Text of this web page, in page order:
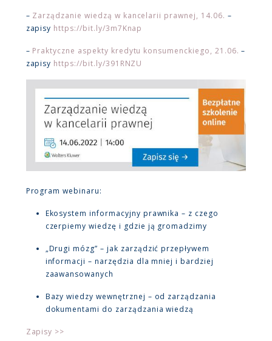
– Zarządzanie wiedzą w kancelarii prawnej, 14.06. –
zapisy https://bit.ly/3m7Knap
– Praktyczne aspekty kredytu konsumenckiego, 21.06. –
zapisy https://bit.ly/391RNZU
Program webinaru:
Ekosystem informacyjny prawnika – z czego
czerpiemy wiedzę i gdzie ją gromadzimy
„Drugi mózg” – jak zarządzić przepływem
informacji – narzędzia dla mniej i bardziej
zaawansowanych
Bazy wiedzy wewnętrznej – od zarządzania
dokumentami do zarządzania wiedzą
Zapisy >>